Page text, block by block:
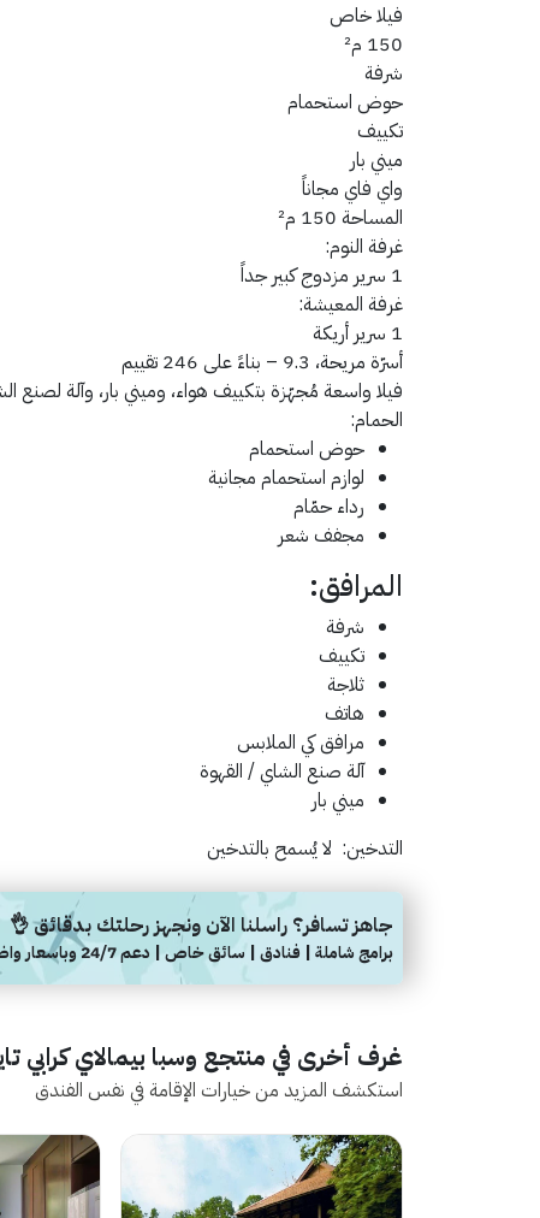
فيلا خاص
150 م²
شرفة
حوض استحمام
تكييف
ميني بار
واي فاي مجاناً
المساحة 150 م²
غرفة النوم:
1 سرير مزدوج كبير جداً
غرفة المعيشة:
1 سرير أريكة
أسرّة مريحة، 9.3 –
بناءً على 246 تقييم
فيلا واسعة مُجهّزة بتكييف هواء، وميني بار، وآلة لصنع
الحمام:
حوض استحمام
لوازم استحمام مجانية
رداء حمّام
مجفف شعر
المرافق:
شرفة
تكييف
ثلاجة
هاتف
مرافق كي الملابس
آلة صنع الشاي / القهوة
ميني بار
التدخين: لا يُسمح بالتدخين
جاهز تسافر؟ راسلنا الآن ونجهز رحلتك بدقائق 👌
برامج شاملة | فنادق | سائق خاص | دعم 24/7 وباسعار واضحة
غرف أخرى في منتجع وسبا بيمالاي كرابي
استكشف المزيد من خيارات الإقامة في نفس الفندق